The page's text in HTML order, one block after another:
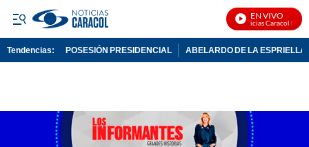
EN VIVO
Noticias Caracol En
Tendencias: POSESIÓN PRESIDENCIAL ABELARDO DE LA ESPRIELLA